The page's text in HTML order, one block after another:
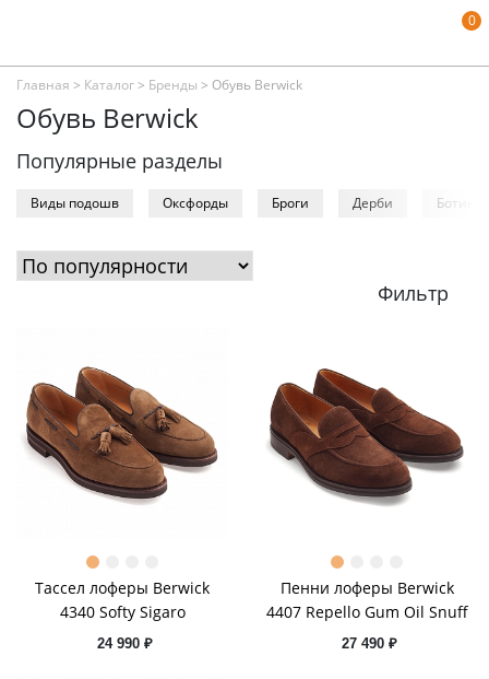
0
Главная > Каталог> Бренды > Обувь Berwick
Обувь Berwick
Популярные разделы
Виды подошв Оксфорды Броги Дерби
Фильтр
Тассел лоферы Berwick
4340 Softy Sigaro
24 990 ₽
Пенни лоферы Berwick
4407 Repello Gum Oil Snuff
27 490 ₽